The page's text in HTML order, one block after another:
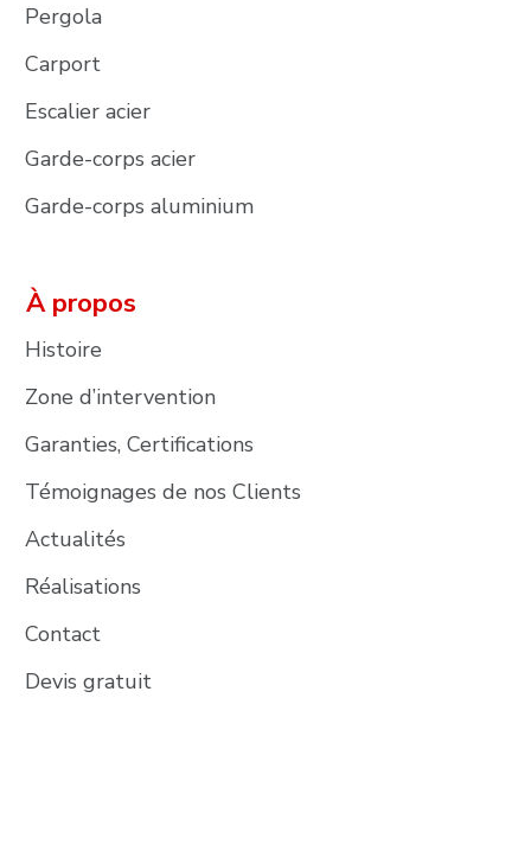
Pergola
Carport
Escalier acier
Garde-corps acier
Garde-corps aluminium
À propos
Histoire
Zone d’intervention
Garanties, Certifications
Témoignages de nos Clients
Actualités
Réalisations
Contact
Devis gratuit